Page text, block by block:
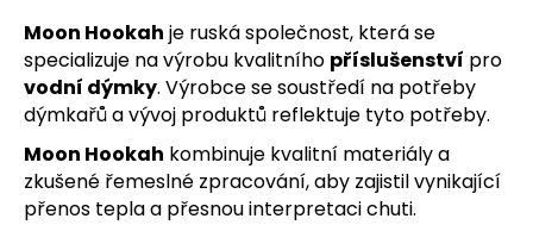
Moon Hookah je ruská společnost, která se
specializuje na výrobu kvalitního příslušenství pro
vodní dýmky. Výrobce se soustředí na potřeby
dýmkařů a vývoj produktů reflektuje tyto potřeby.
Moon Hookah kombinuje kvalitní materiály a
zkušené řemeslné zpracování, aby zajistil vynikající
přenos tepla a přesnou interpretaci chuti.
u
č
u
j
m
e